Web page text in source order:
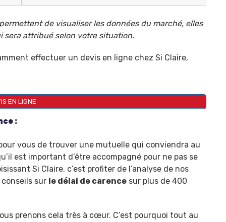
de visualiser les données du marché, elles
attribué selon votre situation.
effectuer un devis en ligne chez Si Claire,
EN LIGNE
:
vous de trouver une mutuelle qui conviendra au
est important d’être accompagné pour ne pas se
Si Claire, c’est profiter de l’analyse de nos
sur le délai de carence sur plus de 400
prenons cela très à cœur. C’est pourquoi tout au